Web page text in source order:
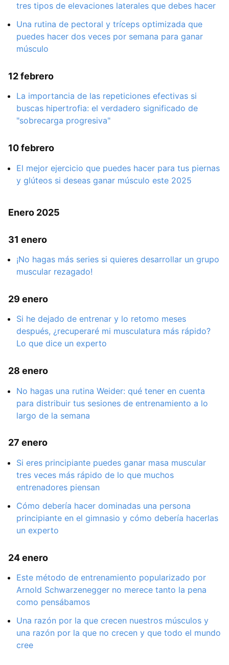
tres tipos de elevaciones laterales que debes hacer
Una rutina de pectoral y tríceps optimizada que
puedes hacer dos veces por semana para ganar
músculo
12 febrero
La importancia de las repeticiones efectivas si
buscas hipertrofia: el verdadero significado de
"sobrecarga progresiva"
10 febrero
El mejor ejercicio que puedes hacer para tus piernas
y glúteos si deseas ganar músculo este 2025
Enero 2025
31 enero
¡No hagas más series si quieres desarrollar un grupo
muscular rezagado!
29 enero
Si he dejado de entrenar y lo retomo meses
después, ¿recuperaré mi musculatura más rápido?
Lo que dice un experto
28 enero
No hagas una rutina Weider: qué tener en cuenta
para distribuir tus sesiones de entrenamiento a lo
largo de la semana
27 enero
Si eres principiante puedes ganar masa muscular
tres veces más rápido de lo que muchos
entrenadores piensan
Cómo debería hacer dominadas una persona
principiante en el gimnasio y cómo debería hacerlas
un experto
24 enero
Este método de entrenamiento popularizado por
Arnold Schwarzenegger no merece tanto la pena
como pensábamos
Una razón por la que crecen nuestros músculos y
una razón por la que no crecen y que todo el mundo
cree